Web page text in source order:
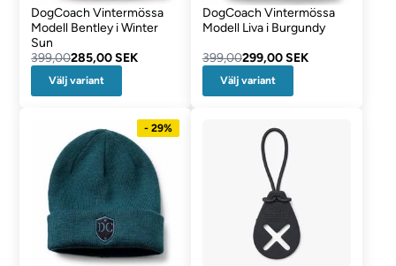
DogCoach Vintermössa
Modell Bentley i Winter
Sun
399,00285,00 SEK
Välj variant
DogCoach Vintermössa
Modell Liva i Burgundy
399,00299,00 SEK
Välj variant
- 29%